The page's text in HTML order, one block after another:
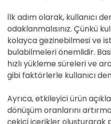
İlk adım olarak, kullanıcı
odaklanmalısınız. Çünkü
kolayca gezinebilmesi ve
bulabilmeleri önemlidir.
hızlı yükleme süreleri ve
gibi faktörlerle kullanıcı
Ayrıca, etkileyici ürün
dönüşüm oranlarını